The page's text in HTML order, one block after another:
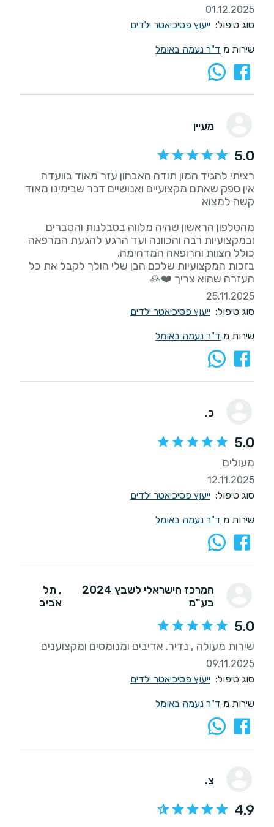
01.12.2025
סוג טיפול: ייעוץ פסיכיאטר ילדים
שירות מ ד"ר נעמה באומל
מעיין
5.0
אין ספק שאתם מקצועיים ואנושיים דבר שבימינו מאוד
מהטלפון הראשון שהיה מלווה בסבלנות והסברים
ובמקצועיות רבה והכוונה ועד הרגע להגעת המרפאה
בזכות המקצועיות שלכם הבן שלי הולך לקבל את כל
העזרה שהוא צריך ❤️🙏
25.11.2025
סוג טיפול: ייעוץ פסיכיאטר ילדים
שירות מ ד"ר נעמה באומל
כ.
5.0
מעולים
12.11.2025
סוג טיפול: ייעוץ פסיכיאטר ילדים
שירות מ ד"ר נעמה באומל
המרכז הישראלי לשבץ 2024
בע"מ
, תל
אביב
5.0
שירות מעולה , נדיר. אדיבים ומנומסים ומקצוענים
09.11.2025
סוג טיפול: ייעוץ פסיכיאטר ילדים
שירות מ ד"ר נעמה באומל
צ.
4.9